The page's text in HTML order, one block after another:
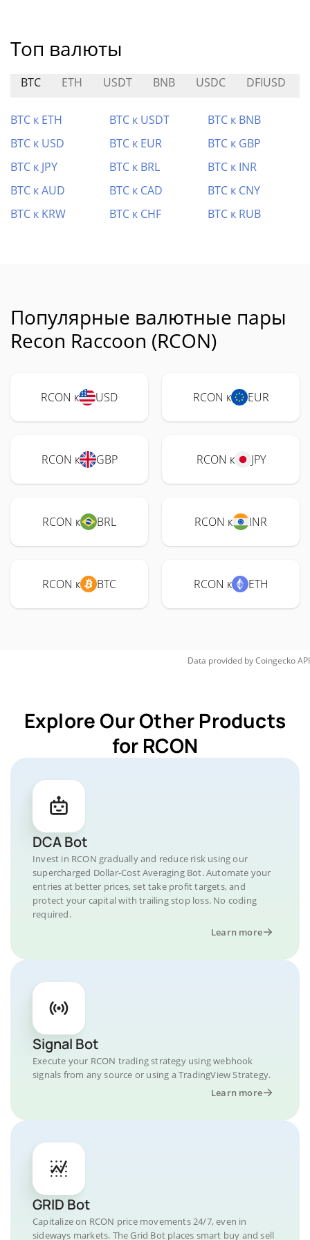
Топ валюты
BTC ETH USDT BNB USDC DFIUSD
BTC к ETH BTC к USDT
BTC к BNB
BTC к USD
BTC к EUR
BTC к GBP
BTC к JPY
BTC к BRL
BTC к INR
BTC к AUD
BTC к CAD
BTC к CNY
BTC к KRW
BTC к CHF BTC к RUB
Популярные валютные пары
Recon Raccoon (RCON)
RCON к USD RCON к EUR
RCON к GBP RCON к JPY
RCON к BRL RCON к INR
RCON к BTC RCON к ETH
Data provided byCoingeckoAPI
Explore Our Other Products
for RCON
DCA Bot
Invest in RCON gradually and reduce risk using our
supercharged Dollar-Cost Averaging Bot. Automate your
entries at better prices, set take profit targets, and
protect your capital with trailing stop loss. No coding
required.
Learn more
Signal Bot
Execute your RCON trading strategy using webhook
signals from any source or using a TradingView Strategy.
Learn more
GRID Bot
Capitalize on RCON price movements 24/7, even in
sideways markets. The Grid Bot places smart buy and sell